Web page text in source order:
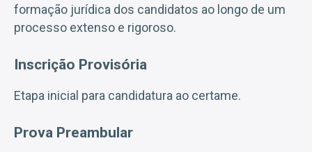
formação jurídica dos candidatos ao longo de um
processo extenso e rigoroso.
Inscrição Provisória
Etapa inicial para candidatura ao certame.
Prova Preambular